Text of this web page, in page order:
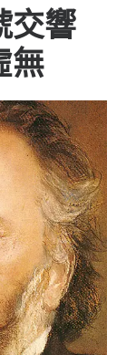
交響
無